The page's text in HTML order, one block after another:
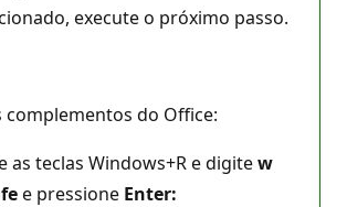
execute o próximo passo.
complementos do Office:
as teclas Windows+R e digitew
e pressione Enter: